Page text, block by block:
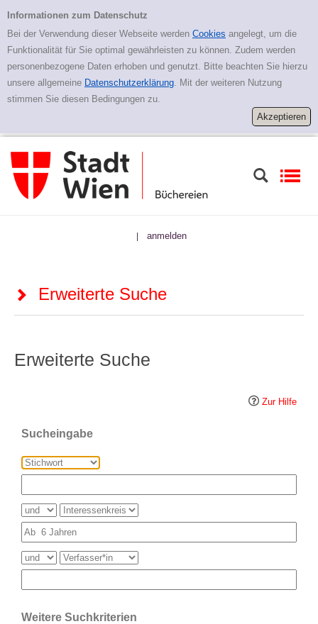
Erweiterte Suche
Informationen zum Datenschutz
Bei der Verwendung dieser Webseite werden Cookies angelegt, um die
Funktionalität für Sie optimal gewährleisten zu können. Zudem werden
personenbezogene Daten erhoben und genutzt. Bitte beachten Sie hierzu
unsere allgemeine Datenschutzerklärung. Mit der weiteren Nutzung
stimmen Sie diesen Bedingungen zu.
| anmelden
Erweiterte Suche
Erweiterte Suche
Zur Hilfe
Sucheingabe
Weitere Suchkriterien